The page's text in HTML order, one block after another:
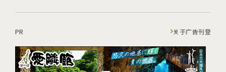
PR 关于广告刊登